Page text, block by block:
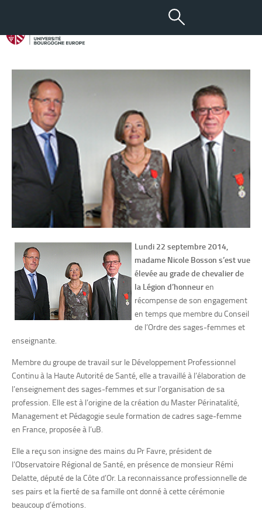
26 SEP 2014
Remise de Légion d’honneur
Lundi 22 septembre 2014,
madame Nicole Bosson s’est vue
élevée au grade de chevalier de
la Légion d’honneuren
récompense de son engagement
en temps que membre du Conseil
de l’Ordre des sages-femmes et
enseignante.
Membre du groupe de travail sur le Développement Professionnel
Continu à la Haute Autorité de Santé, elle a travaillé à l’élaboration de
l’enseignement des sages-femmes et sur l’organisation de sa
profession. Elle est à l’origine de la création du Master Périnatalité,
Management et Pédagogie seule formation de cadres sage-femme
en France, proposée à l’uB.
Elle a reçu son insigne des mains du Pr Favre, président de
l’Observatoire Régional de Santé, en présence de monsieur Rémi
Delatte, député de la Côte d’Or. La reconnaissance professionnelle de
ses pairs et la fierté de sa famille ont donné à cette cérémonie
beaucoup d’émotions.